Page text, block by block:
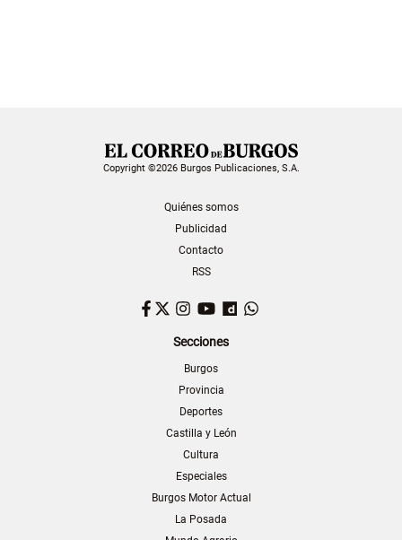
Copyright ©2026 Burgos Publicaciones, S.A.
Quiénes somos
Publicidad
Contacto
RSS
Facebook
TwitterInstagram
YouTubeDailymotion
Secciones
Burgos
Provincia
Deportes
Castilla y León
Cultura
Especiales
Burgos Motor Actual
La Posada